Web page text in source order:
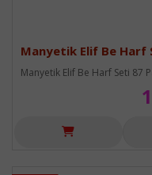
Manyetik Elif Be Harf
Manyetik Elif Be Harf Seti 87